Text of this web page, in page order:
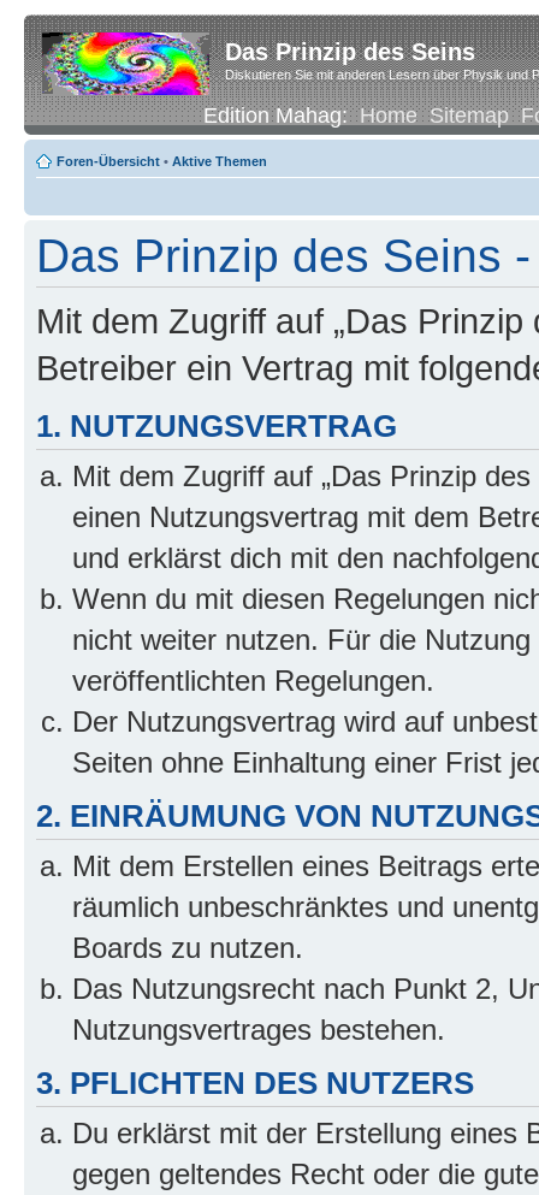
Das Prinzip des Seins
Diskutieren Sie mit anderen Lesern über Physik und
Edition Mahag:Home Sitemap
Foren-Übersicht • Aktive Themen
Das Prinzip des Seins
Mit dem Zugriff auf „Das
Betreiber ein Vertrag mit
1. NUTZUNGSVERTRAG
Mit dem Zugriff auf „Das Prinzip
einen Nutzungsvertrag mit dem
und erklärst dich mit den
Wenn du mit diesen Regelungen
nicht weiter nutzen. Für die
veröffentlichten Regelungen.
Der Nutzungsvertrag wird auf
Seiten ohne Einhaltung einer Frist
2. EINRÄUMUNG VON
Mit dem Erstellen eines Beitrags
räumlich unbeschränktes und
Boards zu nutzen.
Das Nutzungsrecht nach Punkt 2,
Nutzungsvertrages bestehen.
3. PFLICHTEN DES NUTZERS
Du erklärst mit der Erstellung eines
gegen geltendes Recht oder die